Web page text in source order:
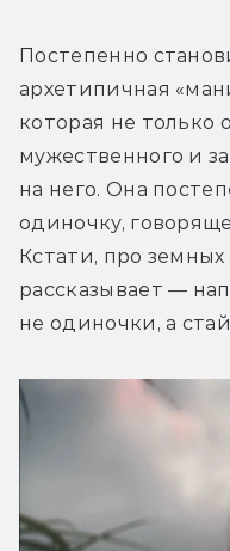
Постепенно
архетипичная
которая не только
мужественного и
на него. Она
одиночку,
Кстати, про
рассказывает —
не одиночки, а